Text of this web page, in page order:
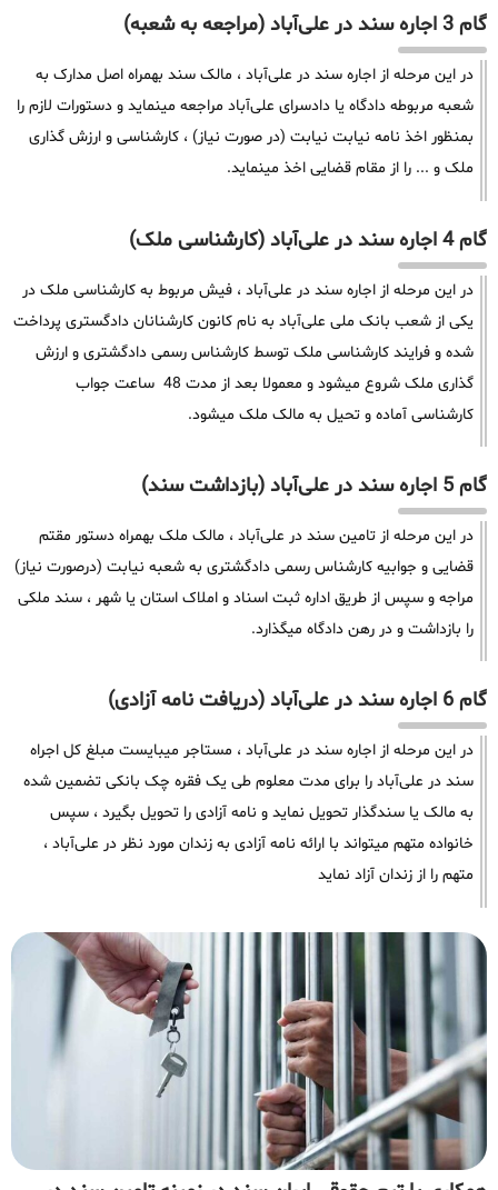
گام 3 اجاره سند در علی‌آباد (مراجعه به شعبه)
در این مرحله از اجاره سند در علی‌آباد ، مالک سند بهمراه اصل مدارک به
شعبه مربوطه دادگاه یا دادسرای علی‌آباد مراجعه مینماید و دستورات لازم را
بمنظور اخذ نامه نیابت نیابت (در صورت نیاز) ، کارشناسی و ارزش گذاری
ملک و ... را از مقام قضایی اخذ مینماید.
گام 4 اجاره سند در علی‌آباد (کارشناسی ملک)
در این مرحله از اجاره سند در علی‌آباد ، فیش مربوط به کارشناسی ملک در
یکی از شعب بانک ملی علی‌آباد به نام کانون کارشنانان دادگستری پرداخت
شده و فرایند کارشناسی ملک توسط کارشناس رسمی دادگشتری و ارزش
گذاری ملک شروع میشود و معمولا بعد از مدت 48 ساعت جواب
کارشناسی آماده و تحیل به مالک ملک میشود.
گام 5 اجاره سند در علی‌آباد (بازداشت سند)
در این مرحله از تامین سند در علی‌آباد ، مالک ملک بهمراه دستور مقتم
قضایی و جوابیه کارشناس رسمی دادگشتری به شعبه نیابت (درصورت نیاز)
مراجه و سپس از طریق اداره ثبت اسناد و املاک استان یا شهر ، سند ملکی
را بازداشت و در رهن دادگاه میگذارد.
گام 6 اجاره سند در علی‌آباد (دریافت نامه آزادی)
در این مرحله از اجاره سند در علی‌آباد ، مستاجر میبایست مبلغ کل اجراه
سند در علی‌آباد را برای مدت معلوم طی یک فقره چک بانکی تضمین شده
به مالک یا سندگذار تحویل نماید و نامه آزادی را تحویل بگیرد ، سپس
خانواده متهم میتواند با ارائه نامه آزادی به زندان مورد نظر در علی‌آباد ،
متهم را از زندان آزاد نماید